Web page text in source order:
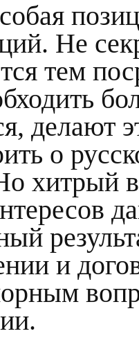
Не
тем
делают
о
хитрый
и